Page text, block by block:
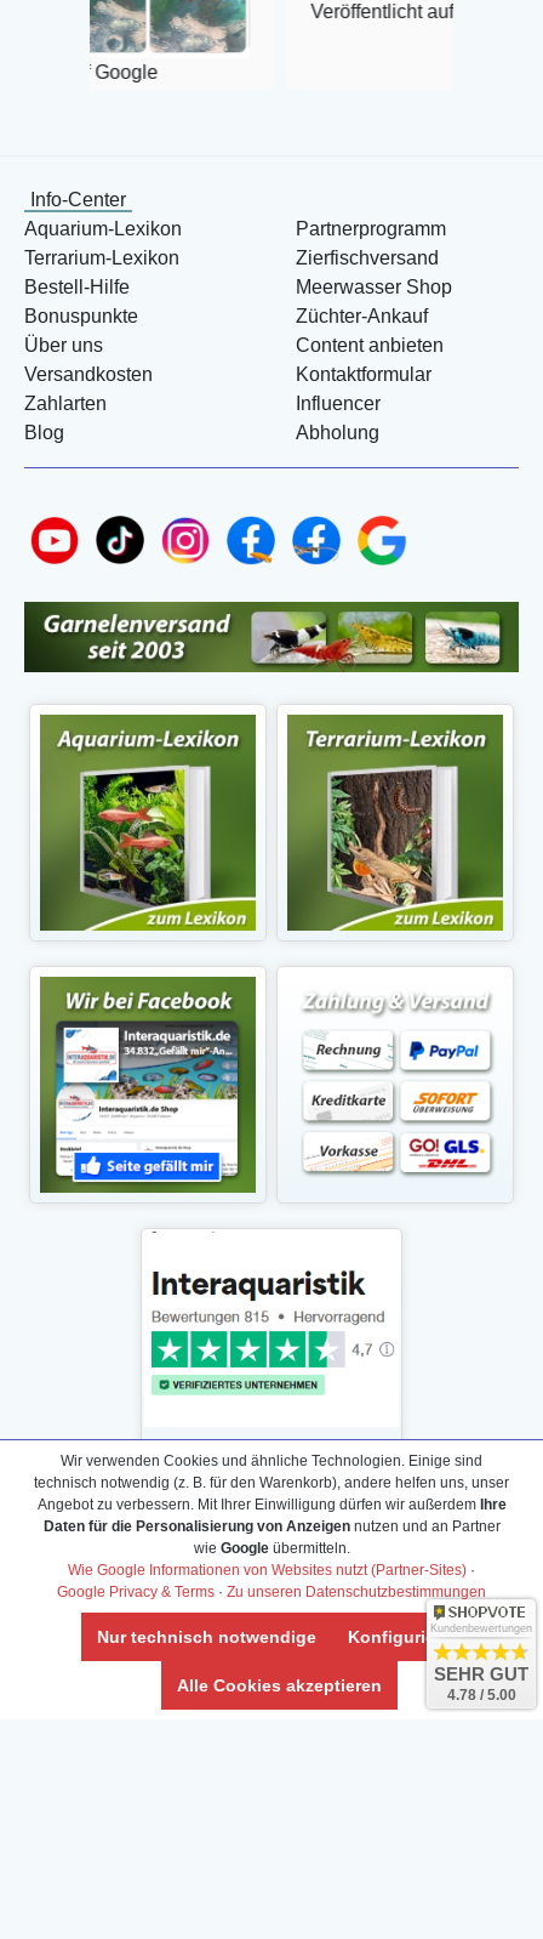
Veröffentlicht auf Google
Info-Center
Aquarium-Lexikon
Terrarium-Lexikon
Bestell-Hilfe
Bonuspunkte
Über uns
Versandkosten
Zahlarten
Blog
Partnerprogramm
Zierfischversand
Meerwasser Shop
Züchter-Ankauf
Content anbieten
Kontaktformular
Influencer
Abholung
Daten­schutz­erklärung
Widerrufs­recht /Widerrufs­formular
AGB & Info
Impressum
Umwelt und Entsorgung
Vertrag widerrufen
Wir verwenden Cookies und ähnliche Technologien. Einige sind
technisch notwendig (z. B. für den Warenkorb), andere helfen uns, unser
Angebot zu verbessern. Mit Ihrer Einwilligung dürfen wir außerdem Ihre
Daten für die Personalisierung von Anzeigennutzen und an Partner
wie Googleübermitteln.
Wie Google Informationen von Websites nutzt (Partner-Sites) ·
Google Privacy & Terms · Zu unseren Datenschutzbestimmungen
Nur technisch notwendige Konfigurieren
Alle Cookies akzeptieren
Kundenbewertungen
SEHR GUT
4.78 / 5.00